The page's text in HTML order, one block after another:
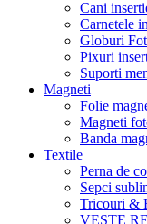
Cani
Carnetele
Globuri
Pixuri
Suporti
Magneti
Folie
Magneti
Banda
Textile
Perna de
Sepci
Tricouri &
VESTE